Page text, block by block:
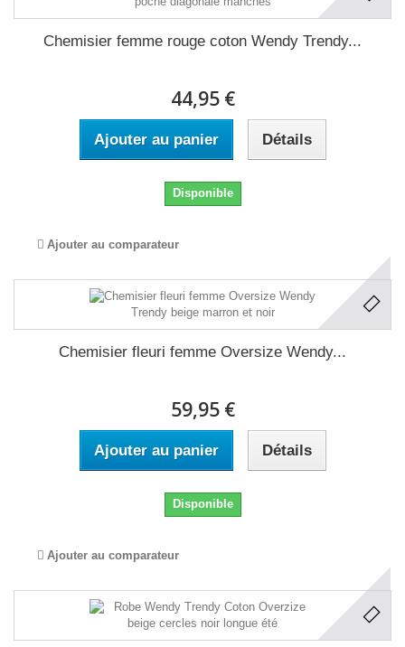
Chemisier femme rouge coton Wendy Trendy...
44,95 €
Ajouter au panier Détails
Disponible
Ajouter au comparateur
Chemisier fleuri femme Oversize Wendy...
59,95 €
Ajouter au panier Détails
Disponible
Ajouter au comparateur